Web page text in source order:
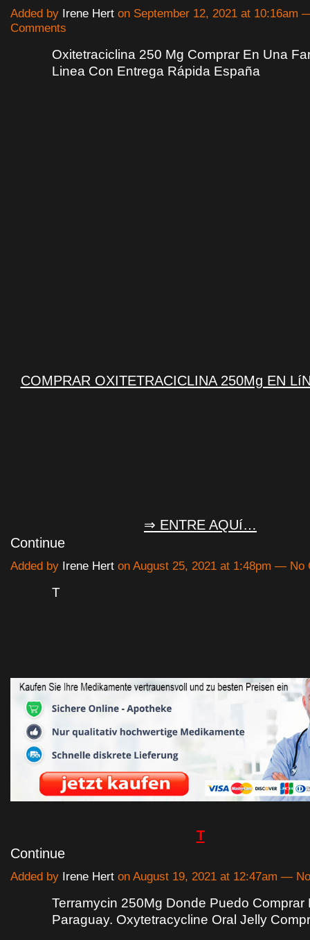
Added by Irene Hert on September 12, 2021 at 10:16am
Comments
Oxitetraciclina 250 Mg Comprar En Una
Linea Con Entrega Rápida España
COMPRAR OXITETRACICLINA 250Mg EN
⇒ ENTRE AQUí…
Continue
Added by Irene Hert on August 25, 2021 at 1:48pm — No
T
T
Continue
Added by Irene Hert on August 19, 2021 at 12:47am —
Terramycin 250Mg Donde Puedo Comprar
Paraguay. Oxytetracycline Oral Jelly